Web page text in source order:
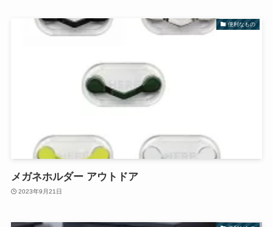
便利なもの
メガネホルダー アウトドア
2023年9月21日